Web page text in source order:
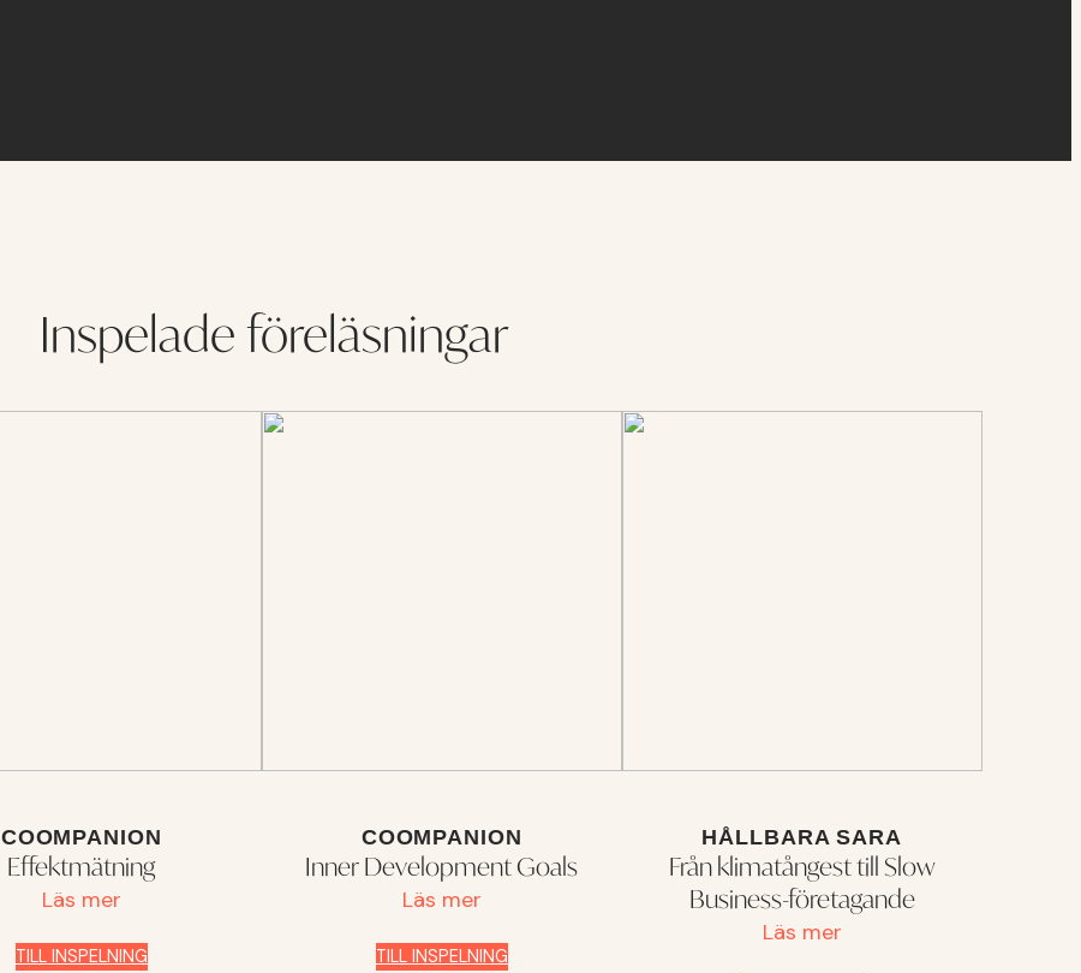
Inspelade föreläsningar
COOMPANION
Effektmätning
Läs mer
TILL INSPELNING
COOMPANION
Inner Development Goals
Läs mer
TILL INSPELNING
HÅLLBARA SARA
Från klimatångest till Slow
Business-företagande
Läs mer